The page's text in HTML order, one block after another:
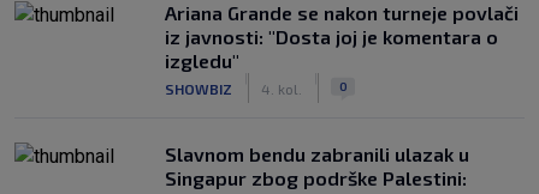
Ariana Grande se nakon turneje povlači
iz javnosti: "Dosta joj je komentara o
izgledu"
SHOWBIZ 4. kol. 0
Slavnom bendu zabranili ulazak u
Singapur zbog podrške Palestini: